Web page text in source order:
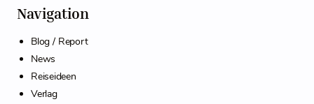
Navigation
Blog / Report
News
Reiseideen
Verlag